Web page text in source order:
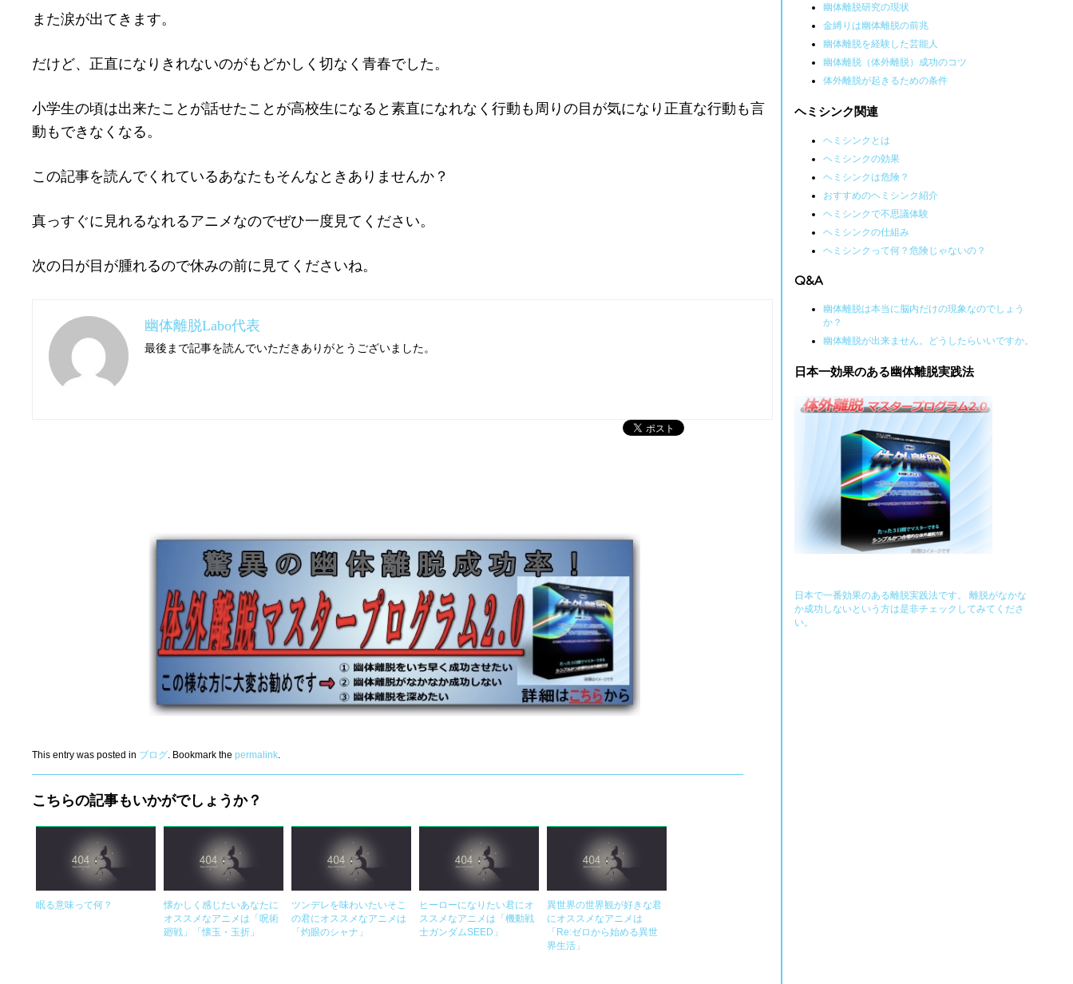
また涙が出てきます。
だけど、正直になりきれないのがもどかしく切なく青春でした。
小学生の頃は出来たことが話せたことが高校生になると素直になれなく行動も周りの目が気になり正直な行動も言
動もできなくなる。
この記事を読んでくれているあなたもそんなときありませんか？
真っすぐに見れるなれるアニメなのでぜひ一度見てください。
次の日が目が腫れるので休みの前に見てくださいね。
幽体離脱Labo代表
最後まで記事を読んでいただきありがとうございました。
This entry was posted in ブログ. Bookmark the permalink.
こちらの記事もいかがでしょうか？
眠る意味って何？
懐かしく感じたいあなたに
オススメなアニメは「呪術
廻戦」「懐玉・玉折」
ツンデレを味わいたいそこ
の君にオススメなアニメは
「灼眼のシャナ」
ヒーローになりたい君にオ
ススメなアニメは「機動戦
士ガンダムSEED」
異世界の世界観が好きな君
にオススメなアニメは
「Re:ゼロから始める異世
界生活」
幽体離脱研究の現状
金縛りは幽体離脱の前兆
幽体離脱を経験した芸能人
幽体離脱（体外離脱）成功のコツ
体外離脱が起きるための条件
ヘミシンク関連
ヘミシンクとは
ヘミシンクの効果
ヘミシンクは危険？
おすすめのヘミシンク紹介
ヘミシンクで不思議体験
ヘミシンクの仕組み
ヘミシンクって何？危険じゃないの？
Q&A
幽体離脱は本当に脳内だけの現象なのでしょう
か？
幽体離脱が出来ません。どうしたらいいですか。
日本一効果のある幽体離脱実践法
日本で一番効果のある離脱実践法です。 離脱がなかな
か成功しないという方は是非チェックしてみてくださ
い。